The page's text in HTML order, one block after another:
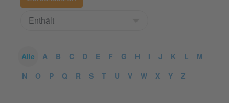
Alle A B C D E F G H I J K L
M
N
O P Q R S T U V W X Y Z